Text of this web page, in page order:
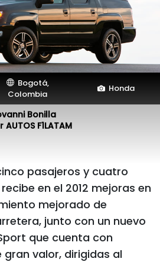
Bogotá,
Colombia
Honda
Bonilla
F1LATAM
pasajeros y cuatro
en el 2012 mejoras en
mejorado de
junto con un nuevo
que cuenta con
valor, dirigidas al